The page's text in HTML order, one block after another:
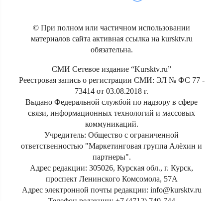
© При полном или частичном использовании
материалов сайта активная ссылка на kursktv.ru
обязательна.
СМИ Сетевое издание “Kursktv.ru”
Реестровая запись о регистрации СМИ: ЭЛ № ФС 77 -
73414 от 03.08.2018 г.
Выдано Федеральной службой по надзору в сфере
связи, информационных технологий и массовых
коммуникаций.
Учредитель: Общество с ограниченной
ответственностью "Маркетинговая группа Алёхин и
партнеры".
Адрес редакции: 305026, Курская обл., г. Курск,
проспект Ленинского Комсомола, 57А
Адрес электронной почты редакции: info@kursktv.ru